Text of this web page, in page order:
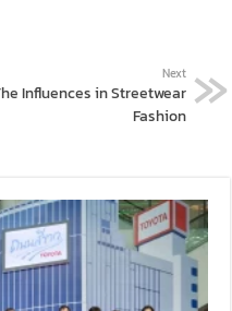
Next
Influences in Streetwear
Fashion